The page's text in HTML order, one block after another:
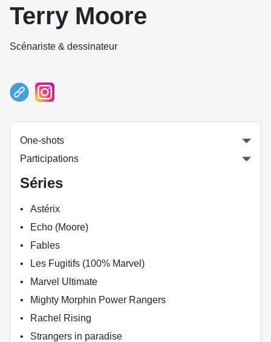
Terry Moore
Scénariste & dessinateur
One-shots
Participations
Séries
Astérix
Echo (Moore)
Fables
Les Fugitifs (100% Marvel)
Marvel Ultimate
Mighty Morphin Power Rangers
Rachel Rising
Strangers in paradise